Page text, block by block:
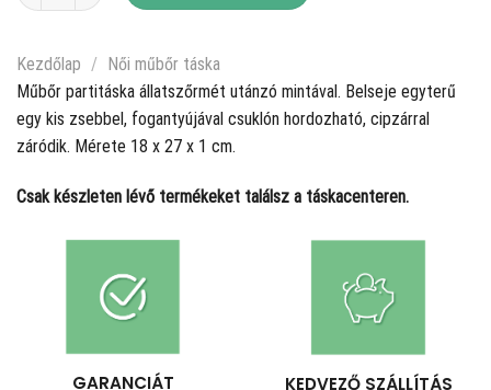
Kezdőlap /
Női műbőr táska
Műbőr partitáska állatszőrmét utánzó mintával. Belseje egyterű
egy kis zsebbel, fogantyújával csuklón hordozható, cipzárral
záródik. Mérete 18 x 27 x 1 cm.
Csak készleten lévő termékeket találsz a táskacenteren.
GARANCIÁT
KEDVEZŐ SZÁLLÍTÁS